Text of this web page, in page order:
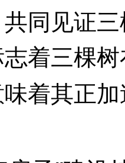
同见证
着三棵
着其正